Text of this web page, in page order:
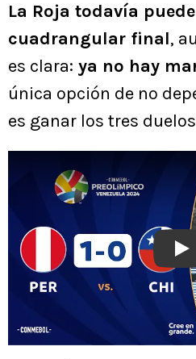
La Roja todavía
cuadrangular final,
es clara: ya no hay
única opción de no
es ganar los tres